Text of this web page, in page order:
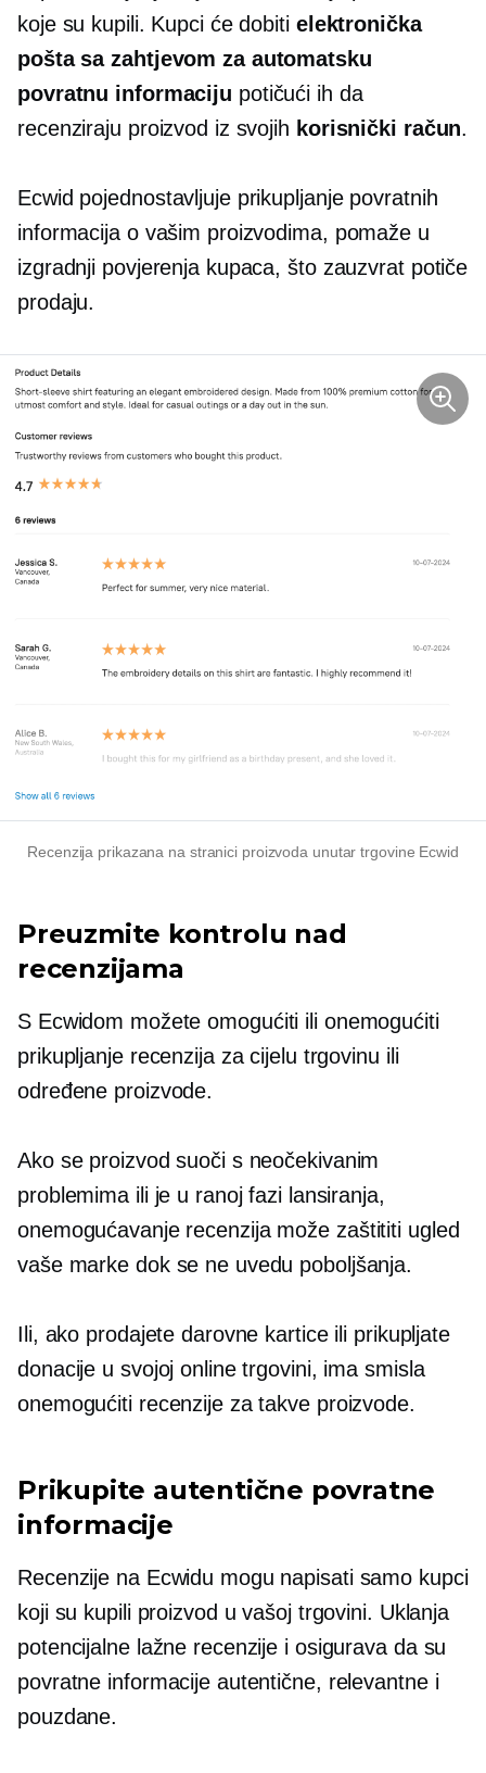
koje su kupili. Kupci će dobiti elektronička
pošta sa zahtjevom za automatsku
povratnu informaciju potičući ih da
recenziraju proizvod iz svojih korisnički račun.
Ecwid pojednostavljuje prikupljanje povratnih
informacija o vašim proizvodima, pomaže u
izgradnji povjerenja kupaca, što zauzvrat potiče
prodaju.
Recenzija prikazana na stranici proizvoda unutar trgovine Ecwid
Preuzmite kontrolu nad
recenzijama
S Ecwidom možete omogućiti ili onemogućiti
prikupljanje recenzija za cijelu trgovinu ili
određene proizvode.
Ako se proizvod suoči s neočekivanim
problemima ili je u ranoj fazi lansiranja,
onemogućavanje recenzija može zaštititi ugled
vaše marke dok se ne uvedu poboljšanja.
Ili, ako prodajete darovne kartice ili prikupljate
donacije u svojoj online trgovini, ima smisla
onemogućiti recenzije za takve proizvode.
Prikupite autentične povratne
informacije
Recenzije na Ecwidu mogu napisati samo kupci
koji su kupili proizvod u vašoj trgovini. Uklanja
potencijalne lažne recenzije i osigurava da su
povratne informacije autentične, relevantne i
pouzdane.